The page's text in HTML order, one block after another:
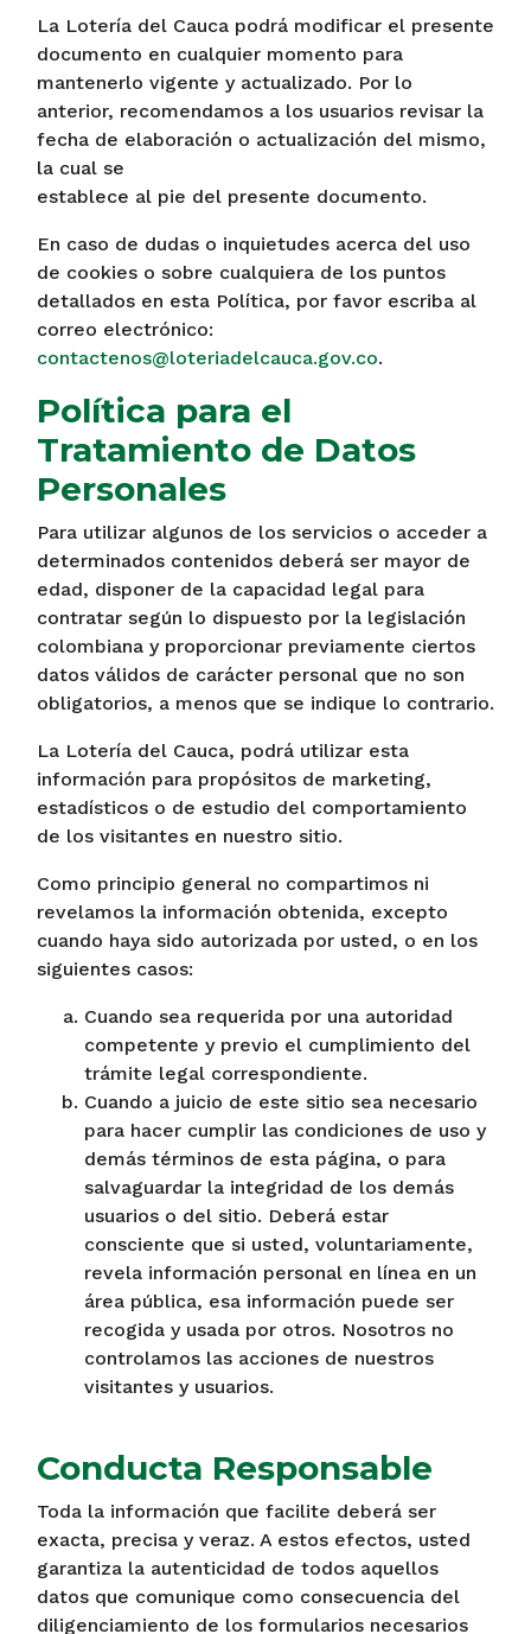
La Lotería del Cauca podrá modificar el presente
documento en cualquier momento para
mantenerlo vigente y actualizado. Por lo
anterior, recomendamos a los usuarios revisar la
fecha de elaboración o actualización del mismo,
la cual se
establece al pie del presente documento.
En caso de dudas o inquietudes acerca del uso
de cookies o sobre cualquiera de los puntos
detallados en esta Política, por favor escriba al
correo electrónico:
contactenos@loteriadelcauca.gov.co.
Política para el
Tratamiento de Datos
Personales
Para utilizar algunos de los servicios o acceder a
determinados contenidos deberá ser mayor de
edad, disponer de la capacidad legal para
contratar según lo dispuesto por la legislación
colombiana y proporcionar previamente ciertos
datos válidos de carácter personal que no son
obligatorios, a menos que se indique lo contrario.
La Lotería del Cauca, podrá utilizar esta
información para propósitos de marketing,
estadísticos o de estudio del comportamiento
de los visitantes en nuestro sitio.
Como principio general no compartimos ni
revelamos la información obtenida, excepto
cuando haya sido autorizada por usted, o en los
siguientes casos:
Cuando sea requerida por una autoridad
competente y previo el cumplimiento del
trámite legal correspondiente.
Cuando a juicio de este sitio sea necesario
para hacer cumplir las condiciones de uso y
demás términos de esta página, o para
salvaguardar la integridad de los demás
usuarios o del sitio. Deberá estar
consciente que si usted, voluntariamente,
revela información personal en línea en un
área pública, esa información puede ser
recogida y usada por otros. Nosotros no
controlamos las acciones de nuestros
visitantes y usuarios.
Conducta Responsable
Toda la información que facilite deberá ser
exacta, precisa y veraz. A estos efectos, usted
garantiza la autenticidad de todos aquellos
datos que comunique como consecuencia del
diligenciamiento de los formularios necesarios